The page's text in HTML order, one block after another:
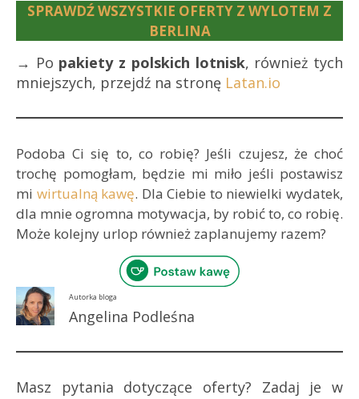
SPRAWDŹ WSZYSTKIE OFERTY Z WYLOTEM Z
BERLINA
→ Po pakiety z polskich lotnisk, również tych
mniejszych, przejdź na stronę Latan.io
Podoba Ci się to, co robię? Jeśli czujesz, że choć
trochę pomogłam, będzie mi miło jeśli postawisz
mi wirtualną kawę. Dla Ciebie to niewielki wydatek,
dla mnie ogromna motywacja, by robić to, co robię.
Może kolejny urlop również zaplanujemy razem?
Autorka bloga
Angelina Podleśna
Masz pytania dotyczące oferty? Zadaj je w